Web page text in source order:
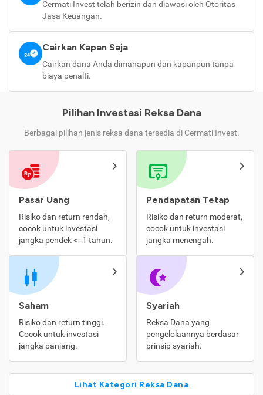
Cermati Invest telah berizin dan diawasi oleh Otoritas
Jasa Keuangan.
Cairkan Kapan Saja
Cairkan dana Anda dimanapun dan kapanpun tanpa
biaya penalti.
Pilihan Investasi Reksa Dana
Berbagai pilihan jenis reksa dana tersedia di Cermati Invest.
Pasar Uang
Risiko dan return rendah,
cocok untuk investasi
jangka pendek <=1 tahun.
Pendapatan Tetap
Risiko dan return moderat,
cocok untuk investasi
jangka menengah.
Saham
Risiko dan return tinggi.
Cocok untuk investasi
jangka panjang.
Syariah
Reksa Dana yang
pengelolaannya berdasar
prinsip syariah.
Lihat Kategori Reksa Dana